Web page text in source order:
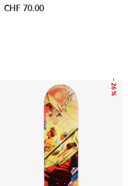
CHF 70.00
– 26 %